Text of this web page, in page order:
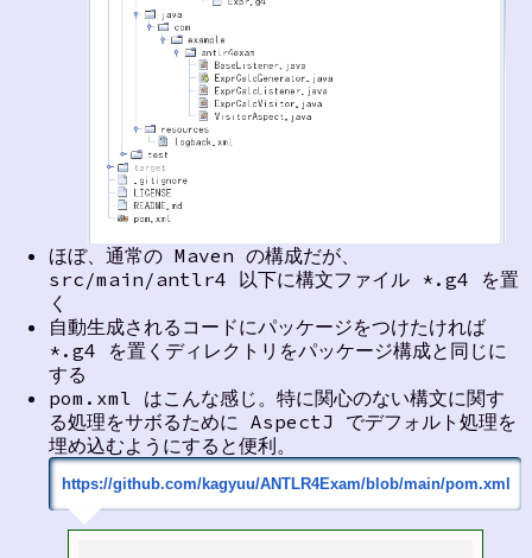
ほぼ、通常の Maven の構成だが、
src/main/antlr4 以下に構文ファイル *.g4 を置
く
自動生成されるコードにパッケージをつけたければ
*.g4 を置くディレクトリをパッケージ構成と同じに
する
pom.xml はこんな感じ。特に関心のない構文に関す
る処理をサボるために AspectJ でデフォルト処理を
埋め込むようにすると便利。
https://github.com/kagyuu/ANTLR4Exam/blob/main/pom.xml